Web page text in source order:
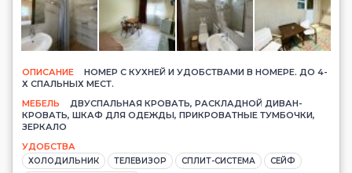
ОПИСАНИЕ
НОМЕР С КУХНЕЙ И УДОБСТВАМИ В НОМЕРЕ. ДО 4-
Х СПАЛЬНЫХ МЕСТ.
МЕБЕЛЬ
ДВУСПАЛЬНАЯ КРОВАТЬ, РАСКЛАДНОЙ ДИВАН-
КРОВАТЬ, ШКАФ ДЛЯ ОДЕЖДЫ, ПРИКРОВАТНЫЕ ТУМБОЧКИ,
ЗЕРКАЛО
УДОБСТВА
ХОЛОДИЛЬНИК ТЕЛЕВИЗОР СПЛИТ-СИСТЕМА
СЕЙФ